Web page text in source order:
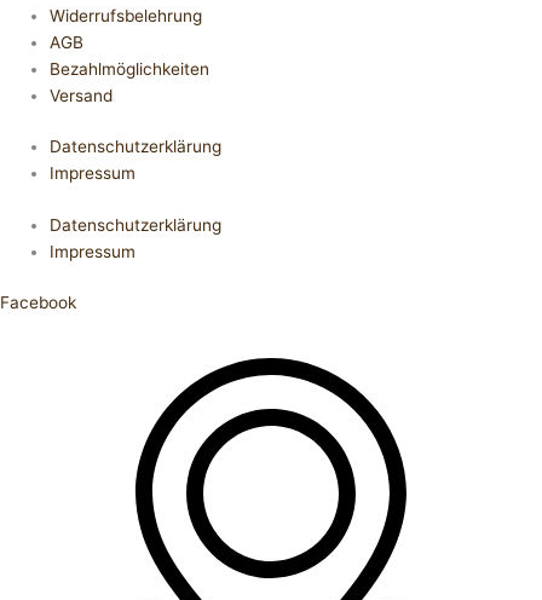
Widerrufsbelehrung
AGB
Bezahlmöglichkeiten
Versand
Datenschutzerklärung
Impressum
Datenschutzerklärung
Impressum
Facebook